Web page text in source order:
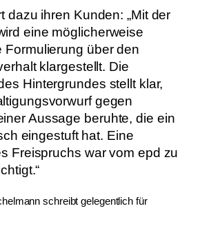
dazu ihren Kunden: „Mit der
eine möglicherweise
Formulierung über den
klargestellt. Die
Hintergrundes stellt klar,
gegen
Aussage beruhte, die ein
eingestuft hat. Eine
Freispruchs war vom epd zu
schreibt gelegentlich für